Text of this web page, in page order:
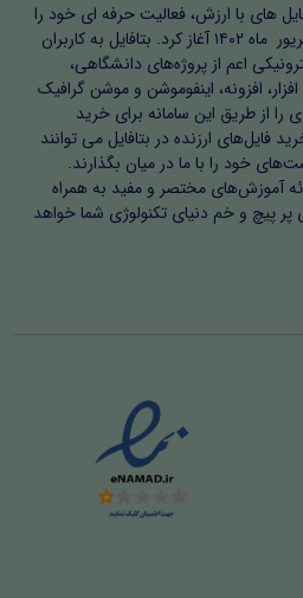
های با ارزش، فعالیت حرفه ای خود را
با اخذ مجوزهای مربوطه در شهریور ماه ۱۴۰۲ آغاز کرد. بتافایل به کاربران
اعم از پروژه‌های دانشگاهی،
افزونه، اینفوموشن و موشن گرافیک
را از طریق این سامانه برای خرید
فایل‌های ارزنده در بتافایل می توانند
خود را با ما در میان بگذارند.
آموزش‌های مختصر و مفید به همراه
پر پیچ و خم دنیای تکنولوژی شما خواهد